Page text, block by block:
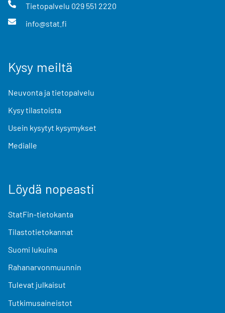
Tietopalvelu 029 551 2220
info@stat.fi
Kysy meiltä
Neuvonta ja tietopalvelu
Kysy tilastoista
Usein kysytyt kysymykset
Medialle
Löydä nopeasti
StatFin-tietokanta
Tilastotietokannat
Suomi lukuina
Rahanarvonmuunnin
Tulevat julkaisut
Tutkimusaineistot